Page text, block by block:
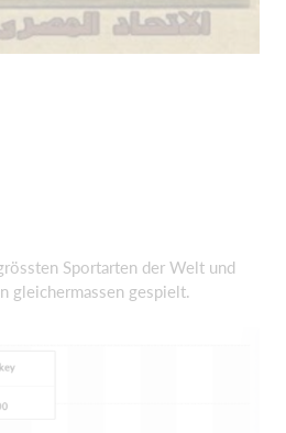
Sportarten der Welt und
gleichermassen gespielt.